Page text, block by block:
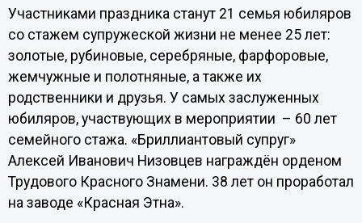
Участниками праздника станут 21 семья юбиляров
со стажем супружеской жизни не менее 25 лет:
золотые, рубиновые, серебряные, фарфоровые,
жемчужные и полотняные, а также их
родственники и друзья. У самых заслуженных
юбиляров, участвующих в мероприятии – 60 лет
семейного стажа. «Бриллиантовый супруг»
Алексей Иванович Низовцев награждён орденом
Трудового Красного Знамени. 38 лет он проработал
на заводе «Красная Этна».